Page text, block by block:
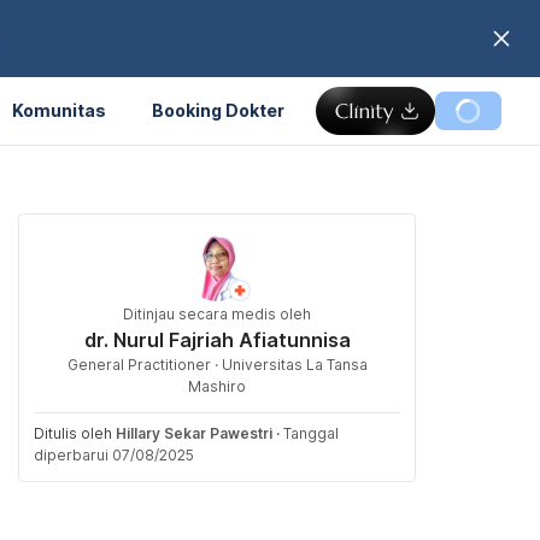
Komunitas Booking Dokter
Ditinjau secara medis oleh
dr. Nurul Fajriah Afiatunnisa
General Practitioner · Universitas La Tansa
Mashiro
Ditulis oleh Hillary Sekar Pawestri · Tanggal
diperbarui 07/08/2025